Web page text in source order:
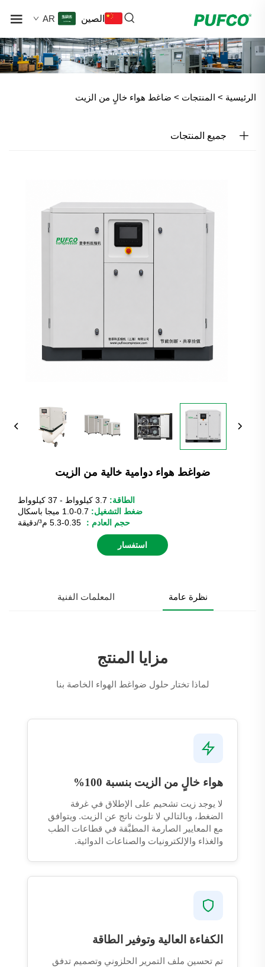
الصين AR
الرئيسية > المنتجات > ضاغط هواء خالٍ من الزيت
جميع المنتجات
ضواغط هواء دوامية خالية من الزيت
الطاقة: 3.7 كيلوواط - 37 كيلوواط
ضغط التشغيل: 0.7-1.0 ميجا باسكال
حجم العادم： 0.35-5.3 م³/دقيقة
استفسار
نظرة عامة المعلمات الفنية
مزايا المنتج
لماذا تختار حلول ضواغط الهواء الخاصة بنا
هواء خالٍ من الزيت بنسبة 100%
لا يوجد زيت تشحيم على الإطلاق في غرفة
الضغط، وبالتالي لا تلوث ناتج عن الزيت. ويتوافق
مع المعايير الصارمة المطبَّقة في قطاعات الطب
والغذاء والإلكترونيات والصناعات الدوائية.
الكفاءة العالية وتوفير الطاقة
تم تحسين ملف التمرير الحلزوني وتصميم تدفق